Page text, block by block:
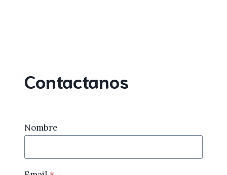
Contactanos
Nombre